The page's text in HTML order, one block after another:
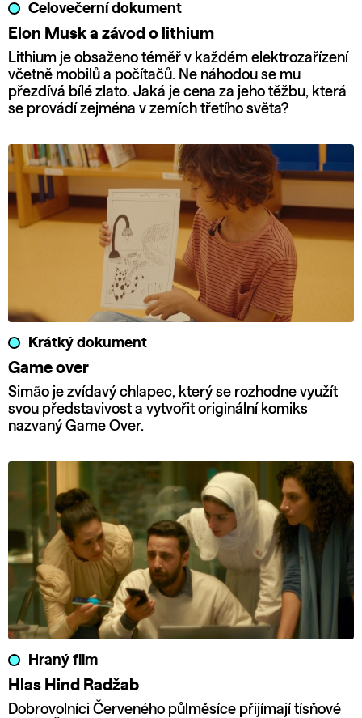
Celovečerní dokument
Elon Musk a závod o lithium
Lithium je obsaženo téměř v každém elektrozařízení
včetně mobilů a počítačů. Ne náhodou se mu
přezdívá bílé zlato. Jaká je cena za jeho těžbu, která
se provádí zejména v zemích třetího světa?
Krátký dokument
Game over
Simão je zvídavý chlapec, který se rozhodne využít
svou představivost a vytvořit originální komiks
nazvaný Game Over.
Hraný film
Hlas Hind Radžab
Dobrovolníci Červeného půlměsíce přijímají tísňové